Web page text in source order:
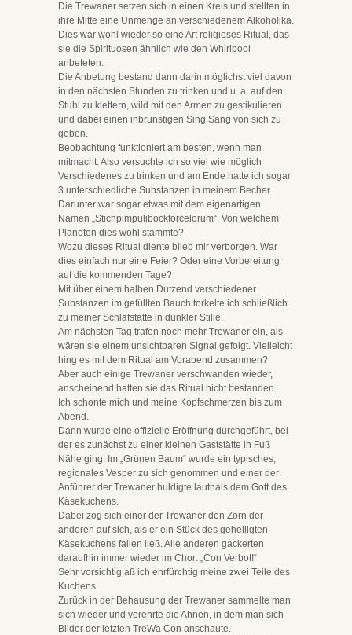
Die Trewaner setzen sich in einen Kreis und stellten in
ihre Mitte eine Unmenge an verschiedenem Alkoholika.
Dies war wohl wieder so eine Art religiöses Ritual, das
sie die Spirituosen ähnlich wie den Whirlpool
anbeteten.
Die Anbetung bestand dann darin möglichst viel davon
in den nächsten Stunden zu trinken und u. a. auf den
Stuhl zu klettern, wild mit den Armen zu gestikulieren
und dabei einen inbrünstigen Sing Sang von sich zu
geben.
Beobachtung funktioniert am besten, wenn man
mitmacht. Also versuchte ich so viel wie möglich
Verschiedenes zu trinken und am Ende hatte ich sogar
3 unterschiedliche Substanzen in meinem Becher.
Darunter war sogar etwas mit dem eigenartigen
Namen „Stichpimpulibockforcelorum“. Von welchem
Planeten dies wohl stammte?
Wozu dieses Ritual diente blieb mir verborgen. War
dies einfach nur eine Feier? Oder eine Vorbereitung
auf die kommenden Tage?
Mit über einem halben Dutzend verschiedener
Substanzen im gefüllten Bauch torkelte ich schließlich
zu meiner Schlafstätte in dunkler Stille.
Am nächsten Tag trafen noch mehr Trewaner ein, als
wären sie einem unsichtbaren Signal gefolgt. Vielleicht
hing es mit dem Ritual am Vorabend zusammen?
Aber auch einige Trewaner verschwanden wieder,
anscheinend hatten sie das Ritual nicht bestanden.
Ich schonte mich und meine Kopfschmerzen bis zum
Abend.
Dann wurde eine offizielle Eröffnung durchgeführt, bei
der es zunächst zu einer kleinen Gaststätte in Fuß
Nähe ging. Im „Grünen Baum“ wurde ein typisches,
regionales Vesper zu sich genommen und einer der
Anführer der Trewaner huldigte lauthals dem Gott des
Käsekuchens.
Dabei zog sich einer der Trewaner den Zorn der
anderen auf sich, als er ein Stück des geheiligten
Käsekuchens fallen ließ. Alle anderen gackerten
daraufhin immer wieder im Chor: „Con Verbot!“
Sehr vorsichtig aß ich ehrfürchtig meine zwei Teile des
Kuchens.
Zurück in der Behausung der Trewaner sammelte man
sich wieder und verehrte die Ahnen, in dem man sich
Bilder der letzten TreWa Con anschaute.